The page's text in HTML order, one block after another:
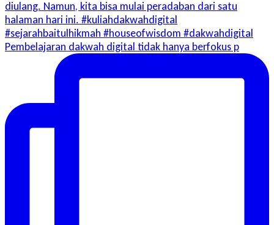
Pembelajaran dakwah digital tidak hanya berfokus p